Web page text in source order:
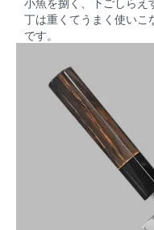
丁は重くてうまく使いこ
です。